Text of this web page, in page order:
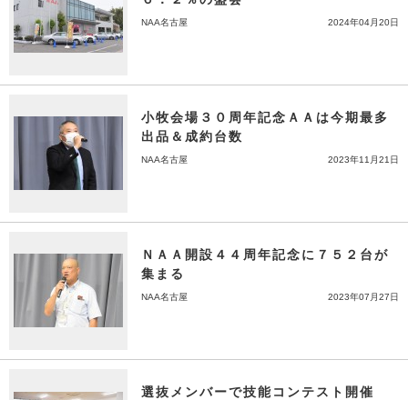
NAA名古屋 2024年04月20日
小牧会場３０周年記念ＡＡは今期最多
出品＆成約台数
NAA名古屋 2023年11月21日
ＮＡＡ開設４４周年記念に７５２台が
集まる
NAA名古屋 2023年07月27日
選抜メンバーで技能コンテスト開催